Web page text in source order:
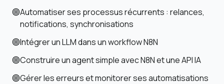
Automatiser ses processus récurrents : relances,
notifications, synchronisations
Intégrer un LLM dans un workflow N8N
Construire un agent simple avec N8N et une API IA
Gérer les erreurs et monitorer ses automatisations